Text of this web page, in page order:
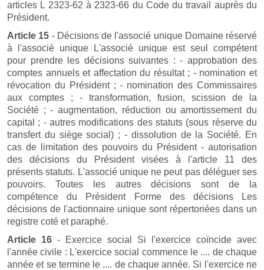
articles L 2323-62 à 2323-66 du Code du travail auprès du
Président.
Article 15 - Décisions de l'associé unique Domaine réservé
à l'associé unique L'associé unique est seul compétent
pour prendre les décisions suivantes : - approbation des
comptes annuels et affectation du résultat ; - nomination et
révocation du Président ; - nomination des Commissaires
aux comptes ; - transformation, fusion, scission de la
Société ; - augmentation, réduction ou amortissement du
capital ; - autres modifications des statuts (sous réserve du
transfert du siège social) ; - dissolution de la Société. En
cas de limitation des pouvoirs du Président - autorisation
des décisions du Président visées à l'article 11 des
présents statuts. L'associé unique ne peut pas déléguer ses
pouvoirs. Toutes les autres décisions sont de la
compétence du Président Forme des décisions Les
décisions de l'actionnaire unique sont répertoriées dans un
registre coté et paraphé.
Article 16 - Exercice social Si l'exercice coïncide avec
l'année civile : L'exercice social commence le .... de chaque
année et se termine le .... de chaque année. Si l'exercice ne